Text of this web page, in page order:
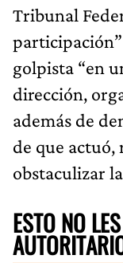
Tribunal
golpista “en
dirección,
además de
de que
obstaculizar
ESTO NO